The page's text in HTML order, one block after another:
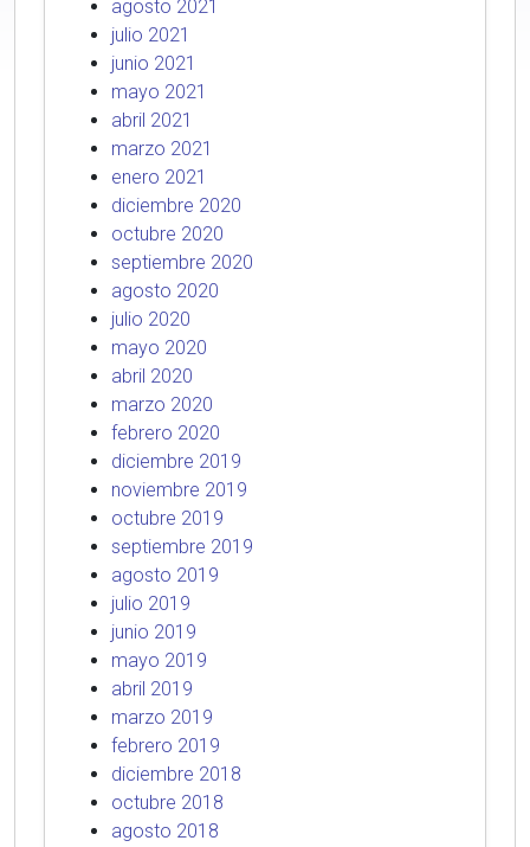
agosto 2021
julio 2021
junio 2021
mayo 2021
abril 2021
marzo 2021
enero 2021
diciembre 2020
octubre 2020
septiembre 2020
agosto 2020
julio 2020
mayo 2020
abril 2020
marzo 2020
febrero 2020
diciembre 2019
noviembre 2019
octubre 2019
septiembre 2019
agosto 2019
julio 2019
junio 2019
mayo 2019
abril 2019
marzo 2019
febrero 2019
diciembre 2018
octubre 2018
agosto 2018